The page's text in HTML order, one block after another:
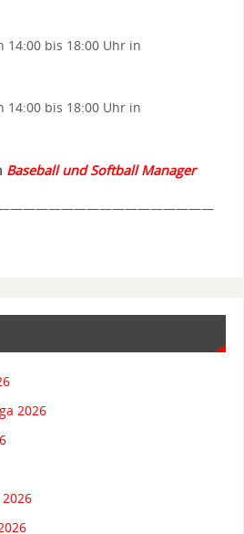
14:00 bis 18:00 Uhr in
14:00 bis 18:00 Uhr in
Baseball und Softball Manager
2026